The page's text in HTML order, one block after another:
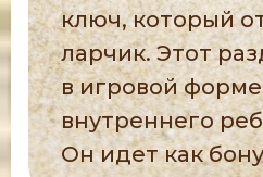
ключ, который
ларчик. Этот
в игровой
внутреннего
Он идет как